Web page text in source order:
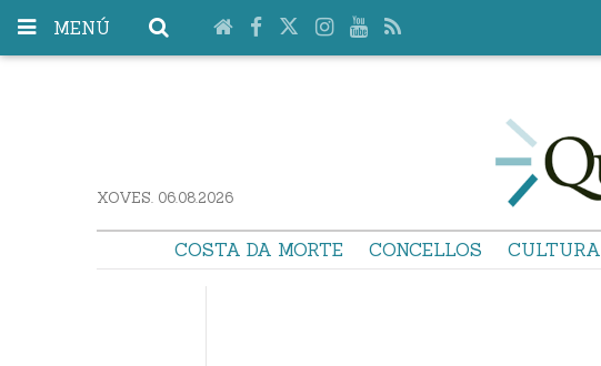
MENÚ
XOVES. 06.08.2026
COSTA DA MORTE CONCELLOS CULTURA